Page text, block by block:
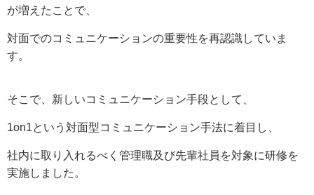
が増えたことで、
対面でのコミュニケーションの重要性を再認識していま
す。
そこで、新しいコミュニケーション手段として、
1on1という対面型コミュニケーション手法に着目し、
社内に取り入れるべく管理職及び先輩社員を対象に研修を
実施しました。